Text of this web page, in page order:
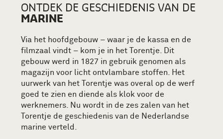
ONTDEK DE GESCHIEDENIS VAN DE
MARINE
Via het hoofdgebouw – waar je de kassa en de
filmzaal vindt – kom je in het Torentje. Dit
gebouw werd in 1827 in gebruik genomen als
magazijn voor licht ontvlambare stoffen. Het
uurwerk van het Torentje was overal op de werf
goed te zien en diende als klok voor de
werknemers. Nu wordt in de zes zalen van het
Torentje de geschiedenis van de Nederlandse
marine verteld.